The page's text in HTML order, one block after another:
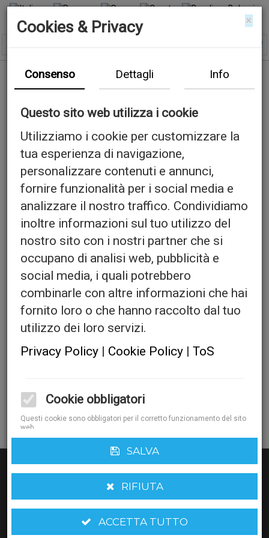
Cijanoakrilatno ljepilo
Quantita':
AGGIUNGI AL CARRELLO
Accessori Fustelle Rotative
Accessori Per Tacche
×
Cookies & Privacy
Consenso Dettagli Info
Questo sito web utilizza i cookie
Utilizziamo i cookie per customizzare la
tua esperienza di navigazione,
personalizzare contenuti e annunci,
fornire funzionalità per i social media e
analizzare il nostro traffico. Condividiamo
inoltre informazioni sul tuo utilizzo del
nostro sito con i nostri partner che si
occupano di analisi web, pubblicità e
social media, i quali potrebbero
combinarle con altre informazioni che hai
fornito loro o che hanno raccolto dal tuo
utilizzo dei loro servizi.
Privacy Policy | Cookie Policy |ToS
Cookie obbligatori
Questi cookie sono obbligatori per il corretto funzionamento del sito
web.
Cookie funzionali
Questi cookie ci aiutano a migliorare le performance e analizzare le
statistiche del sito
Cookie di marketing
mostrare pubblicità in linea con i tuoi interessi
SALVA
RIFIUTA
ACCETTA TUTTO